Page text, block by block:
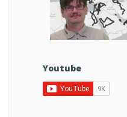
Youtube